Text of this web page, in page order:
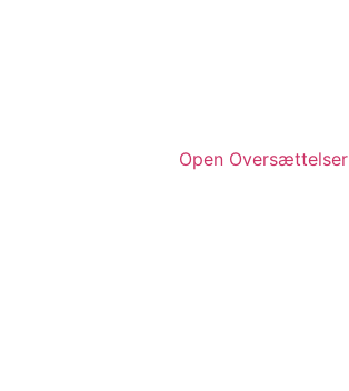
Open Oversættelser